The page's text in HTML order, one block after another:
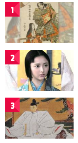
1
2
3